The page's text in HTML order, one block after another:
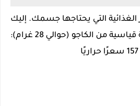
الغذائية التي يحتاجها جسمك. إليك
من الكاجو (حوالي 28 غرام):